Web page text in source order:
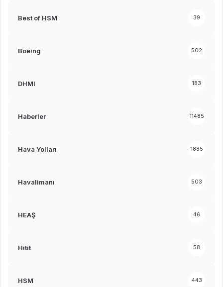
Best of HSM 39
Boeing 502
DHMI 183
Haberler 11485
Hava Yolları 1885
Havalimanı 503
HEAŞ 46
Hitit 58
HSM 443